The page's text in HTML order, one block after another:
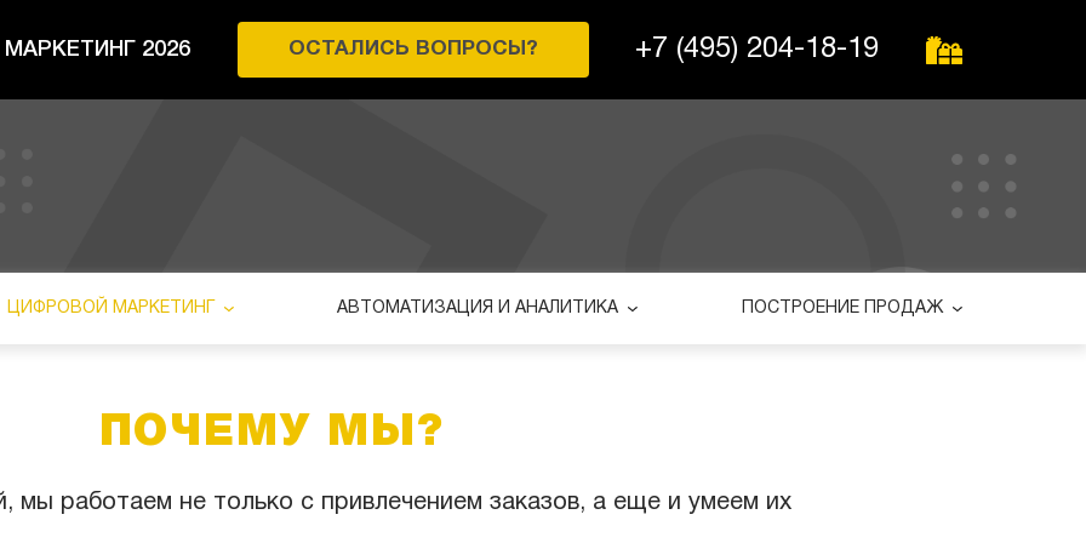
2026 ОСТАЛИСЬ ВОПРОСЫ? +7 (495) 204-18-19
ЦИФРОВОЙ МАРКЕТИНГ АВТОМАТИЗАЦИЯ И АНАЛИТИКА ПОСТРОЕНИЕ ПРОДАЖ
ПОЧЕМУ МЫ?
мы работаем не только с привлечением заказов, а еще и умеем их